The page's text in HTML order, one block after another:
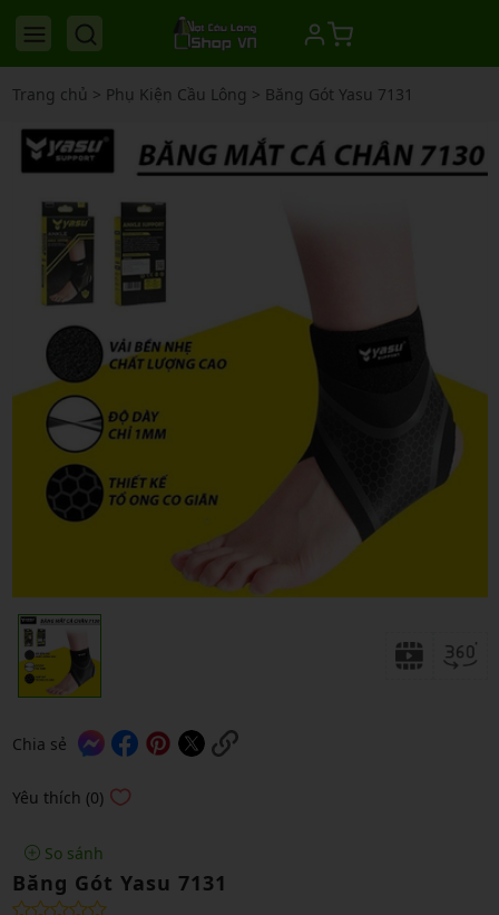
Trang chủ > Phụ Kiện Cầu Lông > Băng Gót Yasu 7131
Chia sẻ
Yêu thích (0)
So sánh
Băng Gót Yasu 7131